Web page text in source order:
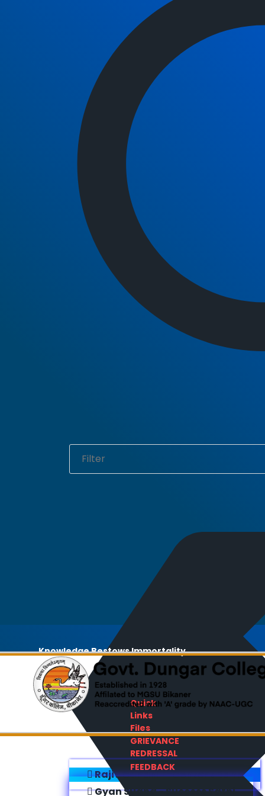
Knowledge Bestows Immortality
Quick
Links
Files
GRIEVANCE
REDRESSAL
FEEDBACK
Rajiv Gandhi E-Content Bank
Gyan Sudha - Success Sathi